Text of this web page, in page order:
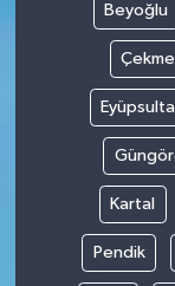
Beyoğlu
Kartal
Pendik
KÜLTÜR-
MAGAZİN
MANŞET
Manyas
OLAY